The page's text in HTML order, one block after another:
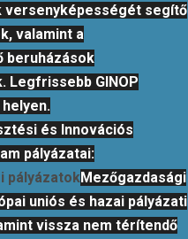
versenyképességét segítő
valamint a
beruházások
Legfrissebb GINOP
és Innovációs
pályázatai:
pályázatokMezőgazdasági
uniós és hazai pályázati
vissza nem térítendő